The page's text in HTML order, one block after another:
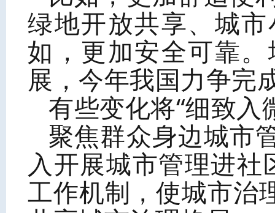
绿地开放共享、城
如，更加安全可靠
展，今年我国力争完
有些变化将“细致入
聚焦群众身边城市
入开展城市管理进社
工作机制，使城市治